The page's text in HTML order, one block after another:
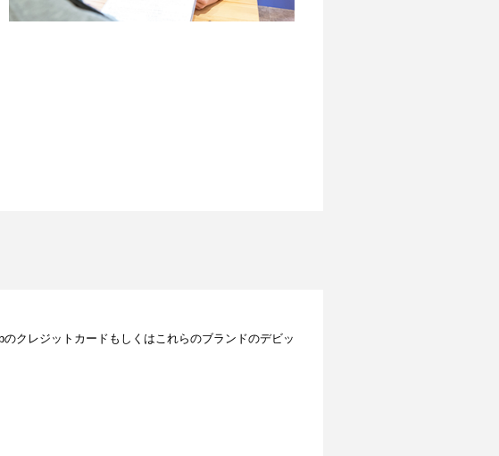
クレジットカードもしくはこれらのブランドのデビッ